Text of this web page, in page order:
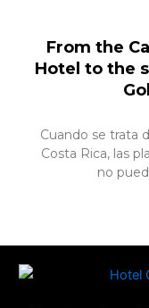
From the
Hotel to the
Cuando se trata
Costa Rica, las
no